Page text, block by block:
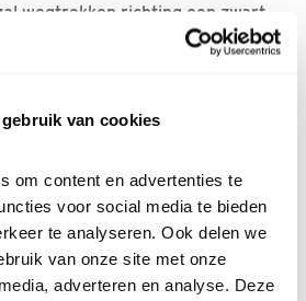
van cookies
om content en advertenties te
voor social media te bieden
te analyseren. Ook delen we
van onze site met onze
adverteren en analyse. Deze
wegtrekken richting een zwart
ook actiever worden in de kast,
de schachten in lengte
kwastjes van dons zullen dan
van veren. Ook zal je